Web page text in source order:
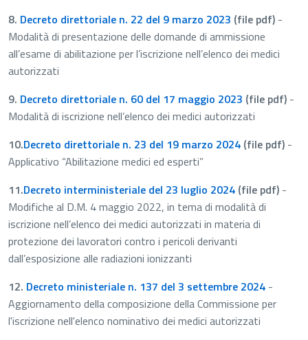
8. Decreto direttoriale n. 22 del 9 marzo 2023 (file pdf) -
Modalità di presentazione delle domande di ammissione
all’esame di abilitazione per l’iscrizione nell’elenco dei medici
autorizzati
9. Decreto direttoriale n. 60 del 17 maggio 2023 (file pdf) -
Modalità di iscrizione nell’elenco dei medici autorizzati
10.Decreto direttoriale n. 23 del 19 marzo 2024 (file pdf) -
Applicativo “Abilitazione medici ed esperti”
11.Decreto interministeriale del 23 luglio 2024 (file pdf) -
Modifiche al D.M. 4 maggio 2022, in tema di modalità di
iscrizione nell’elenco dei medici autorizzati in materia di
protezione dei lavoratori contro i pericoli derivanti
dall’esposizione alle radiazioni ionizzanti
12. Decreto ministeriale n. 137 del 3 settembre 2024 -
Aggiornamento della composizione della Commissione per
l'iscrizione nell'elenco nominativo dei medici autorizzati